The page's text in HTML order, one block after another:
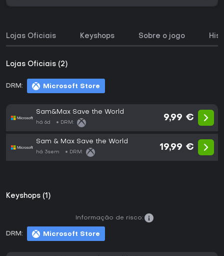
Lojas Oficiais Keyshops Sobre o jogo
Lojas Oficiais (2)
DRM: Microsoft Store
Sam&Max Save the World
há 6d DRM:
9,99 €
Sam & Max Save the World
há 3sem DRM:
19,99 €
Keyshops (1)
DRM: Microsoft Store
Informação de risco: